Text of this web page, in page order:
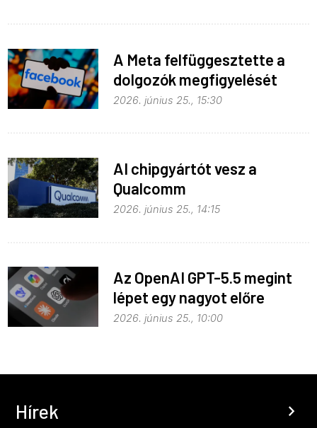
A Meta felfüggesztette a
dolgozók megfigyelését
2026. június 25., 15:30
AI chipgyártót vesz a
Qualcomm
2026. június 25., 14:15
Az OpenAI GPT-5.5 megint
lépet egy nagyot előre
2026. június 25., 10:00
Hírek chevron_right